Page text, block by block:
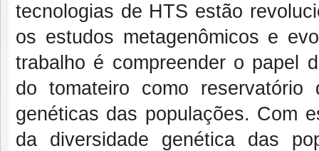
tecnologias de HTS estão
os estudos metagenômicos e
trabalho é compreender o papel
do tomateiro como
genéticas das populações. Com
da diversidade genética das